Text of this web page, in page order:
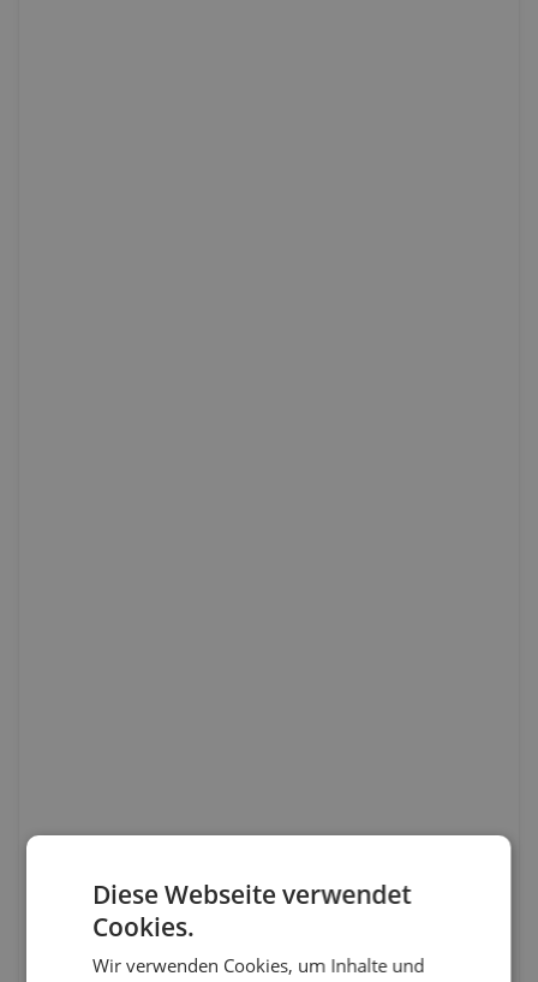
Diese Webseite verwendet
Cookies.
Wir verwenden Cookies, um Inhalte und